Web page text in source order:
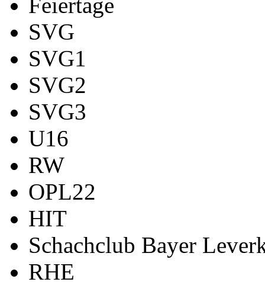
Feiertage
SVG
SVG1
SVG2
SVG3
U16
RW
OPL22
HIT
Schachclub Bayer
RHE